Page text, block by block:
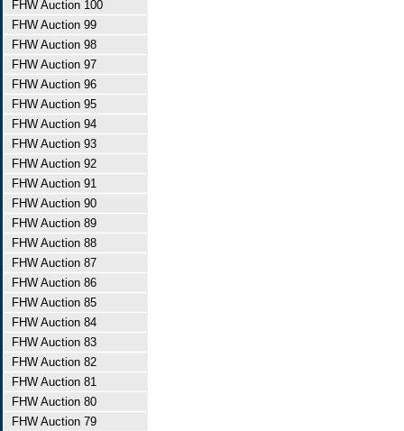
FHW Auction 100
FHW Auction 99
FHW Auction 98
FHW Auction 97
FHW Auction 96
FHW Auction 95
FHW Auction 94
FHW Auction 93
FHW Auction 92
FHW Auction 91
FHW Auction 90
FHW Auction 89
FHW Auction 88
FHW Auction 87
FHW Auction 86
FHW Auction 85
FHW Auction 84
FHW Auction 83
FHW Auction 82
FHW Auction 81
FHW Auction 80
FHW Auction 79